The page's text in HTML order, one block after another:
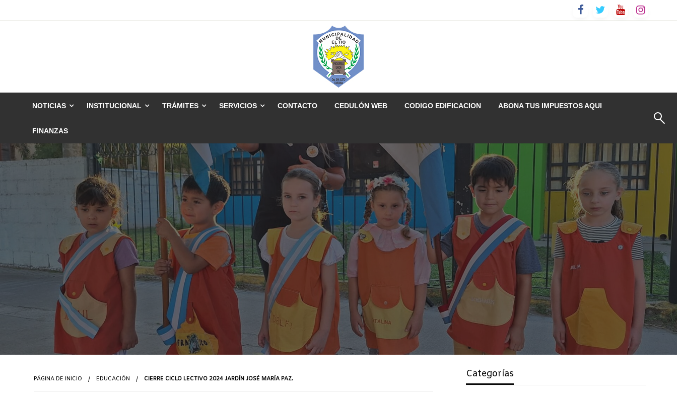
NOTICIAS INSTITUCIONAL TRÁMITES SERVICIOS CONTACTO CEDULÓN WEB CODIGO EDIFICACION ABONA TUS IMPUESTOS AQUI
FINANZAS
PÁGINA DE INICIO EDUCACIÓN CIERRE CICLO LECTIVO 2024 JARDÍN JOSÉ MARÍA PAZ. Categorías